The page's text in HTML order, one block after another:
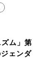
ズム」第
ェンダ